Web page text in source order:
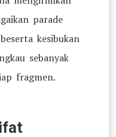
parade
kesibukan
sebanyak
fragmen.